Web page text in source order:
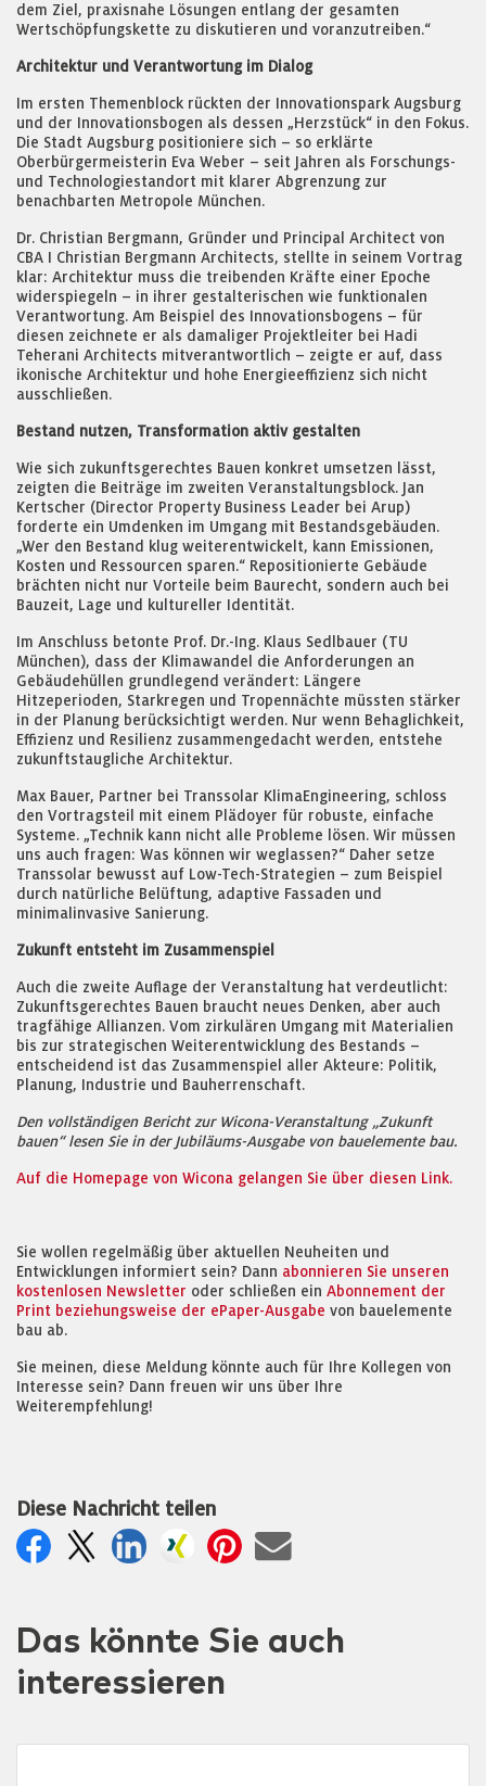
dem Ziel, praxisnahe Lösungen entlang der gesamten
Wertschöpfungskette zu diskutieren und voranzutreiben.“
Architektur und Verantwortung im Dialog
Im ersten Themenblock rückten der Innovationspark Augsburg
und der Innovationsbogen als dessen „Herzstück“ in den Fokus.
Die Stadt Augsburg positioniere sich – so erklärte
Oberbürgermeisterin Eva Weber – seit Jahren als Forschungs-
und Technologiestandort mit klarer Abgrenzung zur
benachbarten Metropole München.
Dr. Christian Bergmann, Gründer und Principal Architect von
CBA I Christian Bergmann Architects, stellte in seinem Vortrag
klar: Architektur muss die treibenden Kräfte einer Epoche
widerspiegeln – in ihrer gestalterischen wie funktionalen
Verantwortung. Am Beispiel des Innovationsbogens – für
diesen zeichnete er als damaliger Projektleiter bei Hadi
Teherani Architects mitverantwortlich – zeigte er auf, dass
ikonische Architektur und hohe Energieeffizienz sich nicht
ausschließen.
Bestand nutzen, Transformation aktiv gestalten
Wie sich zukunftsgerechtes Bauen konkret umsetzen lässt,
zeigten die Beiträge im zweiten Veranstaltungsblock. Jan
Kertscher (Director Property Business Leader bei Arup)
forderte ein Umdenken im Umgang mit Bestandsgebäuden.
„Wer den Bestand klug weiterentwickelt, kann Emissionen,
Kosten und Ressourcen sparen.“ Repositionierte Gebäude
brächten nicht nur Vorteile beim Baurecht, sondern auch bei
Bauzeit, Lage und kultureller Identität.
Im Anschluss betonte Prof. Dr.-Ing. Klaus Sedlbauer (TU
München), dass der Klimawandel die Anforderungen an
Gebäudehüllen grundlegend verändert: Längere
Hitzeperioden, Starkregen und Tropennächte müssten stärker
in der Planung berücksichtigt werden. Nur wenn Behaglichkeit,
Effizienz und Resilienz zusammengedacht werden, entstehe
zukunftstaugliche Architektur.
Max Bauer, Partner bei Transsolar KlimaEngineering, schloss
den Vortragsteil mit einem Plädoyer für robuste, einfache
Systeme. „Technik kann nicht alle Probleme lösen. Wir müssen
uns auch fragen: Was können wir weglassen?“ Daher setze
Transsolar bewusst auf Low-Tech-Strategien – zum Beispiel
durch natürliche Belüftung, adaptive Fassaden und
minimalinvasive Sanierung.
Zukunft entsteht im Zusammenspiel
Auch die zweite Auflage der Veranstaltung hat verdeutlicht:
Zukunftsgerechtes Bauen braucht neues Denken, aber auch
tragfähige Allianzen. Vom zirkulären Umgang mit Materialien
bis zur strategischen Weiterentwicklung des Bestands –
entscheidend ist das Zusammenspiel aller Akteure: Politik,
Planung, Industrie und Bauherrenschaft.
Den vollständigen Bericht zur Wicona-Veranstaltung „Zukunft
bauen“ lesen Sie in der Jubiläums-Ausgabe von bauelemente bau.
Auf die Homepage von Wicona gelangen Sie über diesen Link.
Sie wollen regelmäßig über aktuellen Neuheiten und
Entwicklungen informiert sein? Dann abonnieren Sie unseren
kostenlosen Newsletter oder schließen ein Abonnement der
Print beziehungsweise der ePaper-Ausgabe von bauelemente
bau ab.
Sie meinen, diese Meldung könnte auch für Ihre Kollegen von
Interesse sein? Dann freuen wir uns über Ihre
Weiterempfehlung!
Diese Nachricht teilen
Das könnte Sie auch
interessieren